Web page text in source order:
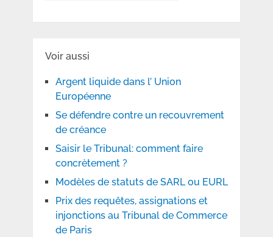
Voir aussi
Argent liquide dans l’ Union
Européenne
Se défendre contre un recouvrement
de créance
Saisir le Tribunal: comment faire
concrètement ?
Modèles de statuts de SARL ou EURL
Prix des requêtes, assignations et
injonctions au Tribunal de Commerce
de Paris